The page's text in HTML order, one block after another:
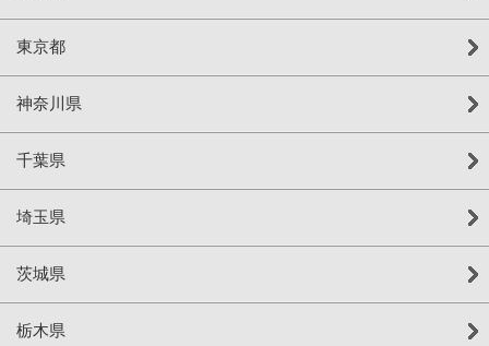
東京都
神奈川県
千葉県
埼玉県
茨城県
栃木県